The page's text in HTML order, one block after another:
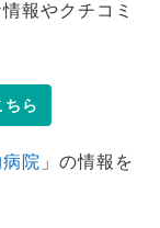
報やクチコミ
ちら
院 」の情報を